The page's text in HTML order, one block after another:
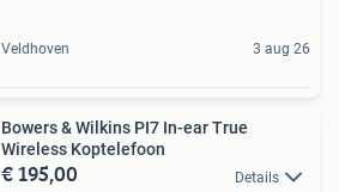
Veldhoven 3 aug 26
Bowers & Wilkins PI7 In-ear True
Wireless Koptelefoon
€ 195,00 Details